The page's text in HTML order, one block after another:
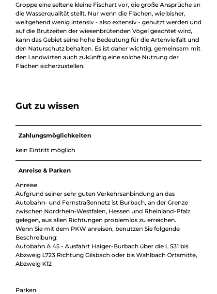
Groppe eine seltene kleine Fischart vor, die große Ansprüche an
die Wasserqualität stellt. Nur wenn die Flächen, wie bisher,
weitgehend wenig intensiv - also extensiv - genutzt werden und
auf die Brutzeiten der wiesenbrütenden Vögel geachtet wird,
kann das Gebiet seine hohe Bedeutung für die Artenvielfalt und
den Naturschutz behalten. Es ist daher wichtig, gemeinsam mit
den Landwirten auch zukünftig eine solche Nutzung der
Flächen sicherzustellen.
Gut zu wissen
Zahlungsmöglichkeiten
kein Eintritt möglich
Anreise & Parken
Anreise
Aufgrund seiner sehr guten Verkehrsanbindung an das
Autobahn- und Fernstraßennetz ist Burbach, an der Grenze
zwischen Nordrhein-Westfalen, Hessen und Rheinland-Pfalz
gelegen, aus allen Richtungen problemlos zu erreichen.
Wenn Sie mit dem PKW anreisen, benutzen Sie folgende
Beschreibung:
Autobahn A 45 - Ausfahrt Haiger-Burbach über die L 531 bis
Abzweig L723 Richtung Gilsbach oder bis Wahlbach Ortsmitte,
Abzweig K12
Parken